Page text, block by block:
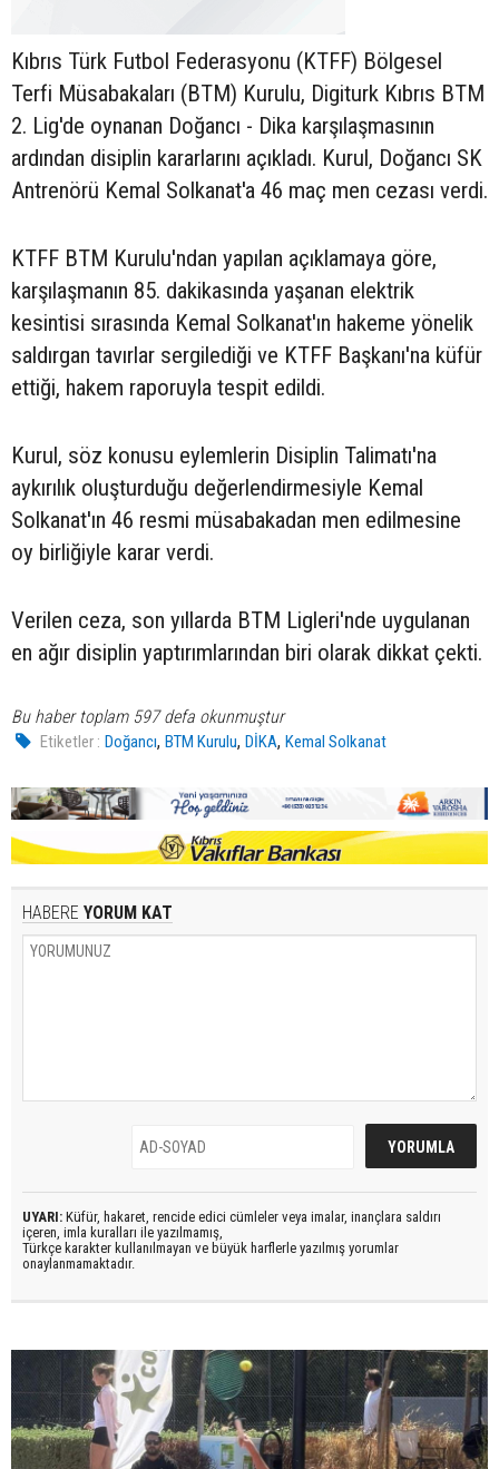
Kıbrıs Türk Futbol Federasyonu (KTFF) Bölgesel
Terfi Müsabakaları (BTM) Kurulu, Digiturk Kıbrıs BTM
2. Lig'de oynanan Doğancı - Dika karşılaşmasının
ardından disiplin kararlarını açıkladı. Kurul, Doğancı SK
Antrenörü Kemal Solkanat'a 46 maç men cezası verdi.
KTFF BTM Kurulu'ndan yapılan açıklamaya göre,
karşılaşmanın 85. dakikasında yaşanan elektrik
kesintisi sırasında Kemal Solkanat'ın hakeme yönelik
saldırgan tavırlar sergilediği ve KTFF Başkanı'na küfür
ettiği, hakem raporuyla tespit edildi.
Kurul, söz konusu eylemlerin Disiplin Talimatı'na
aykırılık oluşturduğu değerlendirmesiyle Kemal
Solkanat'ın 46 resmi müsabakadan men edilmesine
oy birliğiyle karar verdi.
Verilen ceza, son yıllarda BTM Ligleri'nde uygulanan
en ağır disiplin yaptırımlarından biri olarak dikkat çekti.
Bu haber toplam 597 defa okunmuştur
Etiketler : Doğancı,BTM Kurulu,DİKA,Kemal Solkanat
HABERE YORUM KAT
UYARI: Küfür, hakaret, rencide edici cümleler veya imalar, inançlara saldırı
içeren, imla kuralları ile yazılmamış,
Türkçe karakter kullanılmayan ve büyük harflerle yazılmış yorumlar
onaylanmamaktadır.